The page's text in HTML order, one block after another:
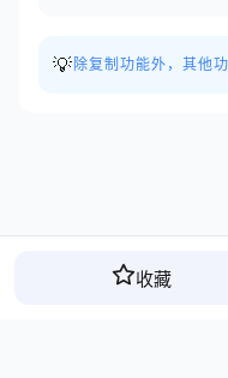
💡 除复制功能外，其他
收藏